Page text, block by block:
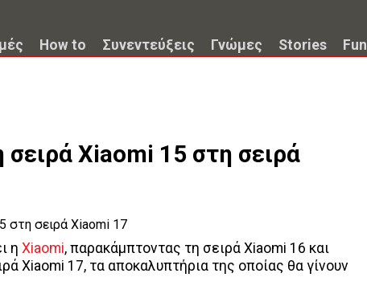
How to Συνεντεύξεις Γνώμες Stories Fun
Xiaomi 15 στη σειρά
η Xiaomi, παρακάμπτοντας τη σειρά Xiaomi 16 και
Xiaomi 17, τα αποκαλυπτήρια της οποίας θα γίνουν